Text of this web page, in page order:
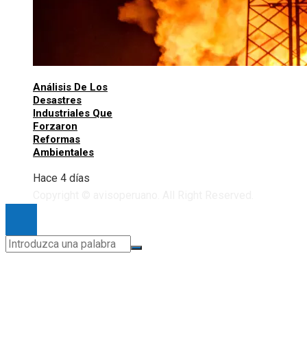
Análisis De Los
Desastres
Industriales Que
Forzaron
Reformas
Ambientales
Hace 4 días